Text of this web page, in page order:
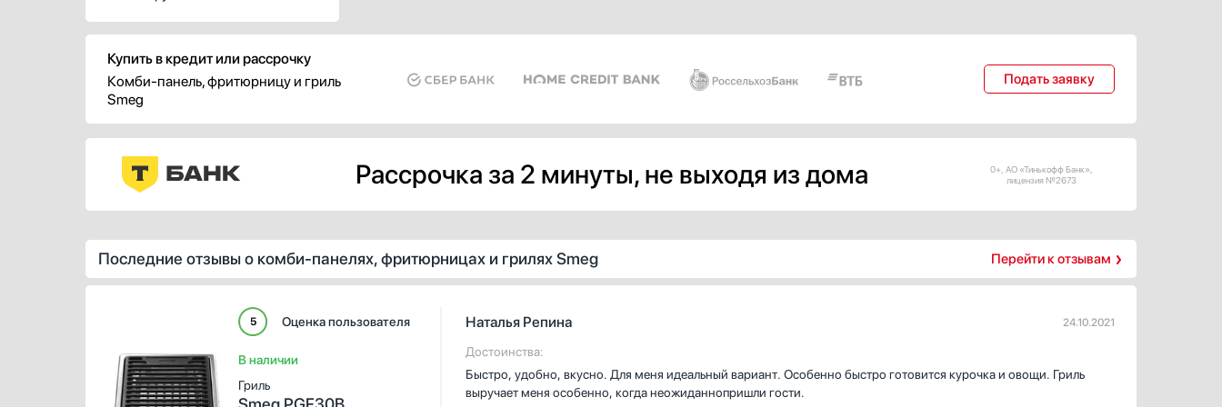
блюда с аппетитной корочкой
свойств.
Купить в кредит или рассрочку
Комби-панель, фритюрницу и гриль
Smeg
Подать заявку
Рассрочка за 2 минуты, не выходя из дома
0+, АО «Тинькофф Банк»,
лицензия №2673
Последние отзывы о комби-панелях, фритюрницах и грилях Smeg Перейти к отзывам
5 Оценка пользователя
В наличии
Гриль
Наталья Репина 24.10.2021
Достоинства:
Быстро, удобно, вкусно. Для меня идеальный вариант. Особенно быстро готовится курочка и овощи. Гриль
выручает меня особенно, когда неожиданнопришли гости.